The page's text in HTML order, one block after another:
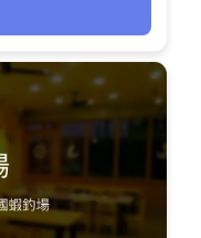
讓每一竿都充滿